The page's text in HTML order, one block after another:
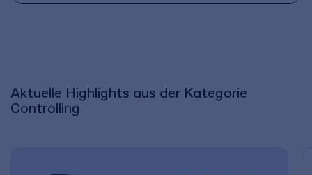
Aktuelle Highlights aus der Kategorie
Controlling